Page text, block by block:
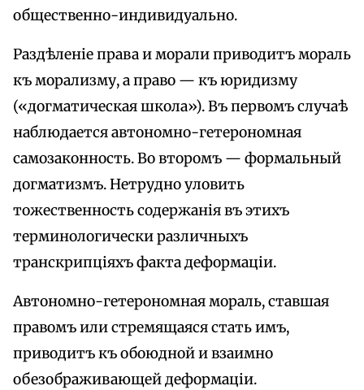
общественно-индивидуально.
Раздѣленіе права и морали приводитъ мораль
къ морализму, а право — къ юридизму
(«догматическая школа»). Въ первомъ случаѣ
наблюдается автономно-гетерономная
самозаконность. Во второмъ — формальный
догматизмъ. Нетрудно уловить
тожественность содержанія въ этихъ
терминологически различныхъ
транскрипціяхъ факта деформаціи.
Автономно-гетерономная мораль, ставшая
правомъ или стремящаяся стать имъ,
приводитъ къ обоюдной и взаимно
обезображивающей деформаціи.